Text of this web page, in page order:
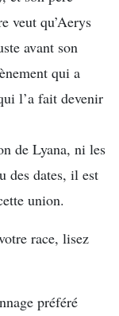
veut qu’Aerys
avant son
qui a
l’a fait devenir
de Lyana, ni les
des dates, il est
union.
race, lisez
préféré